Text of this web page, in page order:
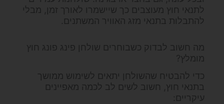
לתנאי חוץ מעוצבים כך שיישמרו לאורך זמן, מבלי
להתבלות בתנאי מזג האוויר המשתנים.
מה חשוב לבדוק כשבוחרים שולחן פינג פונג חוץ
מומלץ?
כדי להבטיח שהשולחן יתאים לשימוש ממושך
בתנאי חוץ, חשוב לשים לב לכמה מאפיינים
עיקריים: